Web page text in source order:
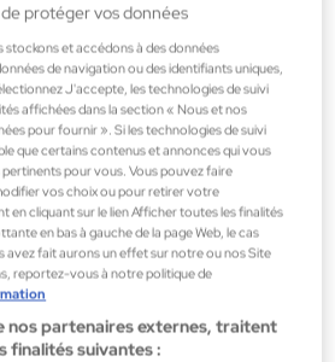
500ml
protéger vos données
stockons et accédons à des données
de navigation ou des identifiants uniques,
J'accepte, les technologies de suivi
affichées dans la section « Nous et nos
pour fournir ». Si les technologies de suivi
que certains contenus et annonces qui vous
pour vous. Vous pouvez faire
vos choix ou pour retirer votre
en cliquant sur le lien Afficher toutes les finalités
en bas à gauche de la page Web, le cas
avez fait aurons un effet sur notre ou nos Site
reportez-vous à notre politique de
nos partenaires externes, traitent
finalités suivantes :